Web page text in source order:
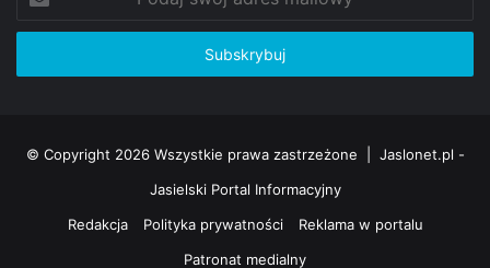
swój
adres
© Copyright 2026 Wszystkie prawa zastrzeżone | Jaslonet.pl -
Jasielski Portal Informacyjny
Redakcja
Polityka prywatności
Reklama w portalu
Patronat medialny